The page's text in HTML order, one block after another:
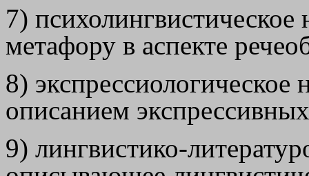
7)
метафору в аспекте
8) экспрессиологическое
описанием
9) лингвистико-